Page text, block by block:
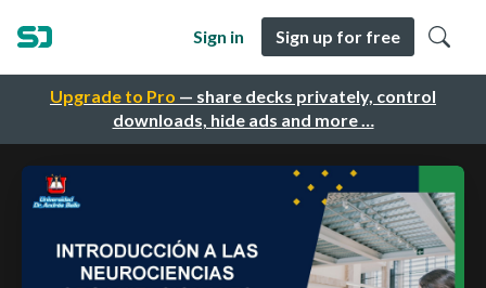
Upgrade to Pro — share decks privately, control
downloads, hide ads and more …
Sign in Sign up for free